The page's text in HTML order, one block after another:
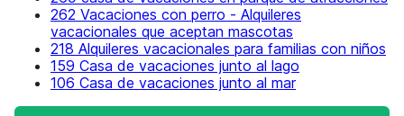
262 Vacaciones con perro - Alquileres
vacacionales que aceptan mascotas
218 Alquileres vacacionales para familias con niños
159 Casa de vacaciones junto al lago
106 Casa de vacaciones junto al mar